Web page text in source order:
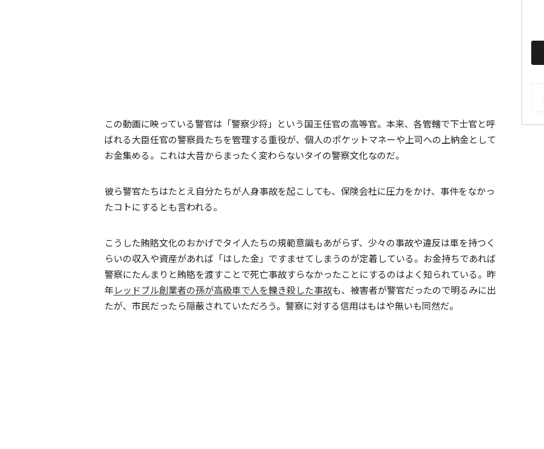
この動画に映っている警官は「警察少将」という国王任官の高等官。本来、各管轄で下士官と呼
ばれる大臣任官の警察員たちを管理する重役が、個人のポケットマネーや上司への上納金として
お金集める。これは大昔からまったく変わらないタイの警察文化なのだ。
彼ら警官たちはたとえ自分たちが人身事故を起こしても、保険会社に圧力をかけ、事件をなかっ
たコトにするとも言われる。
こうした賄賂文化のおかげでタイ人たちの規範意識もあがらず、少々の事故や違反は車を持つく
らいの収入や資産があれば「はした金」ですませてしまうのが定着している。お金持ちであれば
警察にたんまりと賄賂を渡すことで死亡事故すらなかったことにするのはよく知られている。昨
年レッドブル創業者の孫が高級車で人を轢き殺した事故も、被害者が警官だったので明るみに出
たが、市民だったら隠蔽されていただろう。警察に対する信用はもはや無いも同然だ。